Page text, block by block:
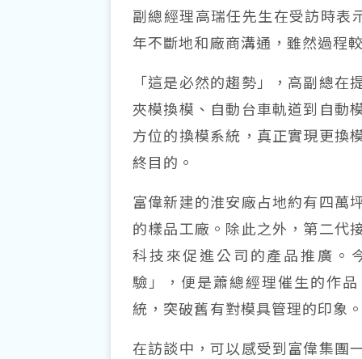
副總經理高瑞任先生在受訪時表
年不斷地和廠商溝通，雖然過程
「這是必然的趨勢」，高副總
夾模換模、自動台車軌道到自動
方位的換模系統，真正實現更換
終目的。
富偉新建的淮安廠占地約有四萬
的樣品工廠。除此之外，第二代
科技來促進公司的產品推廣。
驗」，便是蕭總經理催生的作
統，突破舊有對模具管理的印象
在訪談中，可以感受到富偉集團